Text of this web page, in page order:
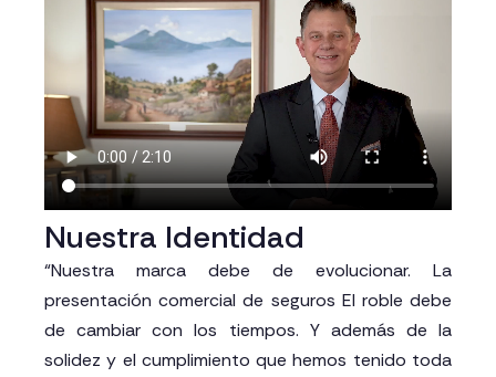
Nuestra Identidad
“Nuestra marca debe de evolucionar. La
presentación comercial de seguros El roble debe
de cambiar con los tiempos. Y además de la
solidez y el cumplimiento que hemos tenido toda